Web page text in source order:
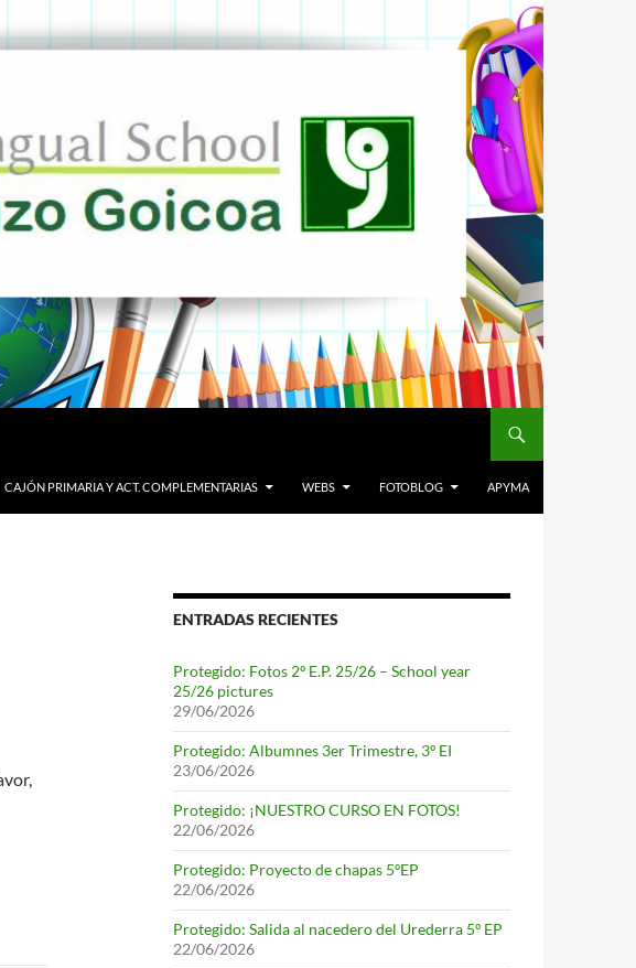
CAJÓN PRIMARIA Y ACT. COMPLEMENTARIAS WEBS FOTOBLOG APYMA
ENTRADAS RECIENTES
Protegido: Fotos 2º E.P. 25/26 – School year
25/26 pictures
29/06/2026
Protegido: Albumnes 3er Trimestre, 3º EI
23/06/2026
Protegido: ¡NUESTRO CURSO EN FOTOS!
22/06/2026
Protegido: Proyecto de chapas 5ºEP
22/06/2026
Protegido: Salida al nacedero del Urederra 5º EP
22/06/2026